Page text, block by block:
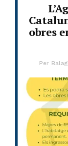
obres
Per